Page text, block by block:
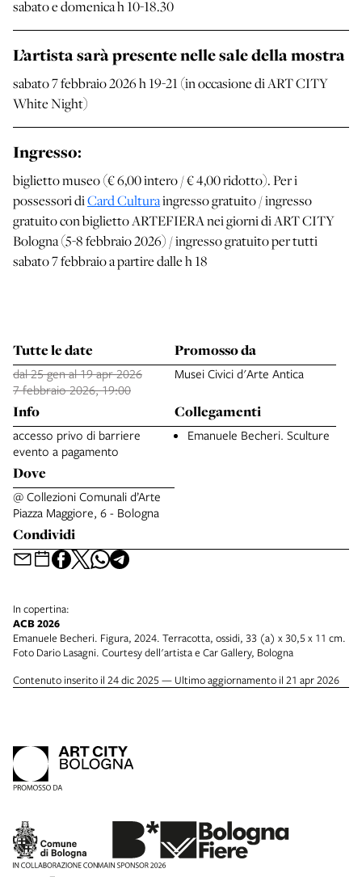
sabato e domenica h 10-18.30
L’artista sarà presente nelle sale della mostra
sabato 7 febbraio 2026 h 19-21 (in occasione di ART CITY
White Night)
Ingresso:
biglietto museo (€ 6,00 intero / € 4,00 ridotto). Per i
possessori diCard Culturaingresso gratuito / ingresso
gratuito con biglietto ARTEFIERA nei giorni di ART CITY
Bologna (5-8 febbraio 2026) / ingresso gratuito per tutti
sabato 7 febbraio a partire dalle h 18
Tutte le date
dal 25 gen al 19 apr 2026
7 febbraio 2026, 19:00
Promosso da
Musei Civici d'Arte Antica
Info
accesso privo di barriere
evento a pagamento
Collegamenti
Emanuele Becheri. Sculture
Dove
@ Collezioni Comunali d’Arte
Piazza Maggiore, 6 - Bologna
Condividi
In copertina:
ACB 2026
Emanuele Becheri. Figura, 2024. Terracotta, ossidi, 33 (a) x 30,5 x 11 cm.
Foto Dario Lasagni. Courtesy dell'artista e Car Gallery, Bologna
Contenuto inserito il 24 dic 2025 — Ultimo aggiornamento il 21 apr 2026